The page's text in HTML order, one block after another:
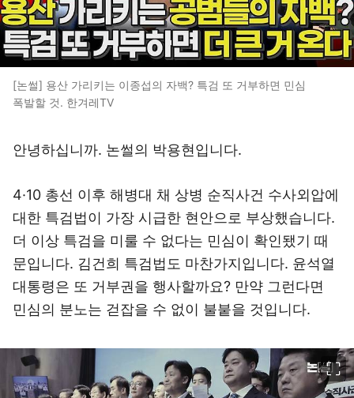
[논썰] 용산 가리키는 이종섭의 자백? 특검 또 거부하면 민심
폭발할 것. 한겨레TV
안녕하십니까. 논썰의 박용현입니다.
4·10 총선 이후 해병대 채 상병 순직사건 수사외압에
대한 특검법이 가장 시급한 현안으로 부상했습니다.
더 이상 특검을 미룰 수 없다는 민심이 확인됐기 때
문입니다. 김건희 특검법도 마찬가지입니다. 윤석열
대통령은 또 거부권을 행사할까요? 만약 그런다면
민심의 분노는 걷잡을 수 없이 불붙을 것입니다.